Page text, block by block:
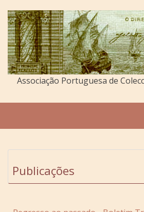
Associação Portuguesa de
Publicações